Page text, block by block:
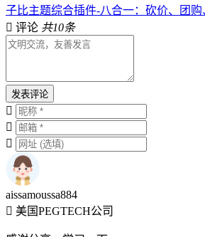
子比主题综合插件-八合一：砍价、团
评论 共10条
发表评论
aissamoussa884
美国PEGTECH公司